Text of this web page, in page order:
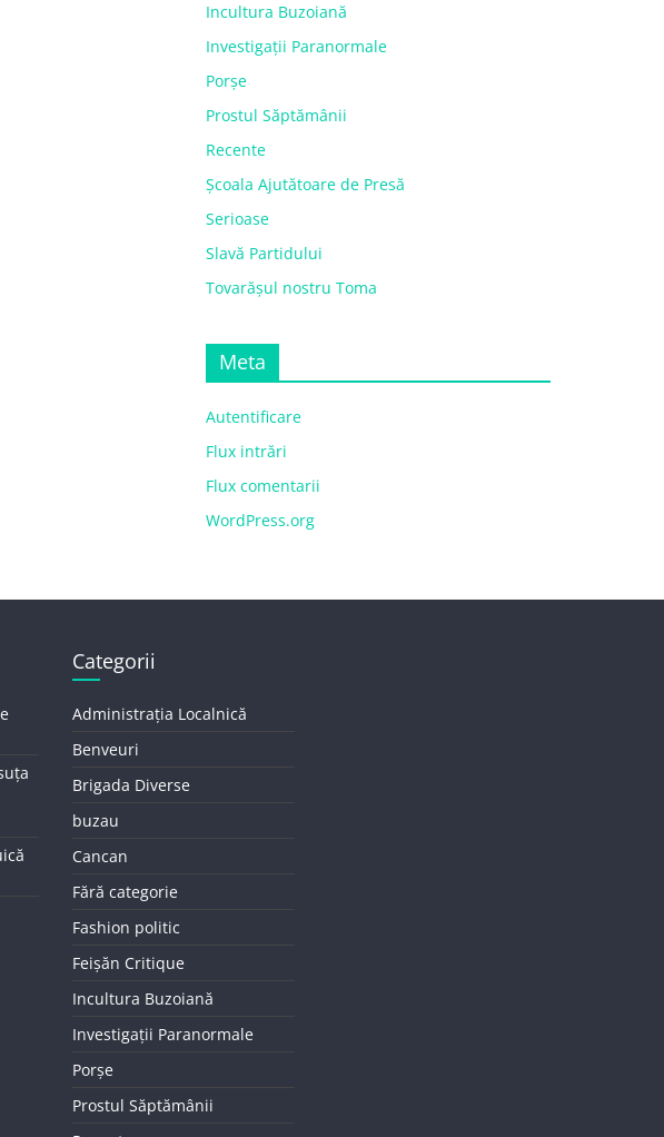
Incultura Buzoiană
Investigații Paranormale
Porșe
Prostul Săptămânii
Recente
Școala Ajutătoare de Presă
Serioase
Slavă Partidului
Tovarășul nostru Toma
Meta
Autentificare
Flux intrări
Flux comentarii
WordPress.org
Categorii
Administrația Localnică
Benveuri
Brigada Diverse
buzau
Cancan
Fără categorie
Fashion politic
Feișăn Critique
Incultura Buzoiană
Investigații Paranormale
Porșe
Prostul Săptămânii